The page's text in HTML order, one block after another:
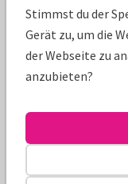
Fotocollage-Karte
Freund, die beste
Alle Karten
Grußkarten
Stimmst du der
Gerät zu, um die
der Webseite zu
anzubieten?